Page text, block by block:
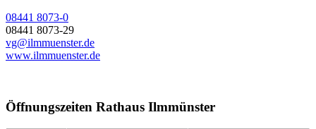
08441 8073-0
08441 8073-29
vg@ilmmuenster.de
www.ilmmuenster.de
Öffnungszeiten Rathaus Ilmmünster